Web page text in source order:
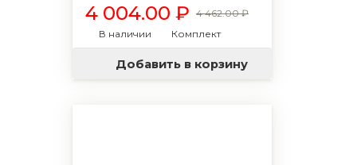
4 004.00 ₽ 4 462.00 ₽
В наличии
Комплект
Добавить в корзину